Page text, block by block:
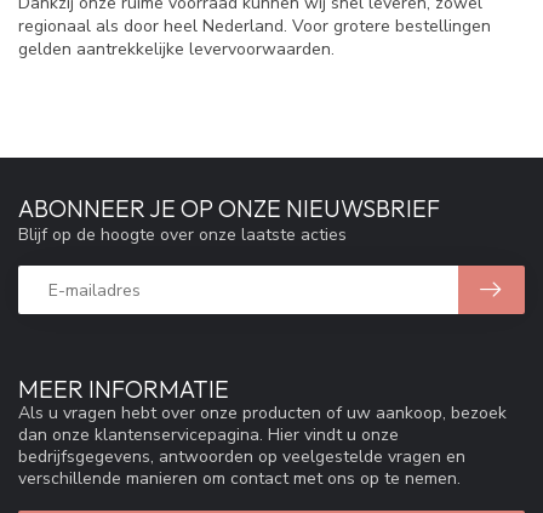
regionaal als door heel Nederland. Voor grotere bestellingen
gelden aantrekkelijke levervoorwaarden.
MEER INFORMATIE
Als u vragen hebt over onze producten of uw aankoop, bezoek
dan onze klantenservicepagina. Hier vindt u onze
bedrijfsgegevens, antwoorden op veelgestelde vragen en
verschillende manieren om contact met ons op te nemen.
ABONNEER JE OP ONZE NIEUWSBRIEF
Blijf op de hoogte over onze laatste acties